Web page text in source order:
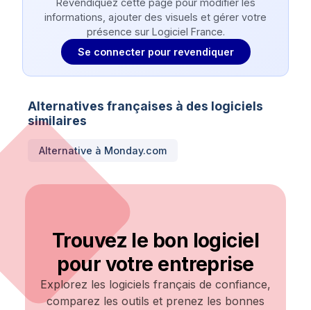
Revendiquez cette page pour modifier les
informations, ajouter des visuels et gérer votre
présence sur Logiciel France.
Se connecter pour revendiquer
Alternatives françaises à des logiciels
similaires
Alternative à Monday.com
Trouvez le bon logiciel
pour votre entreprise
Explorez les logiciels français de confiance,
comparez les outils et prenez les bonnes